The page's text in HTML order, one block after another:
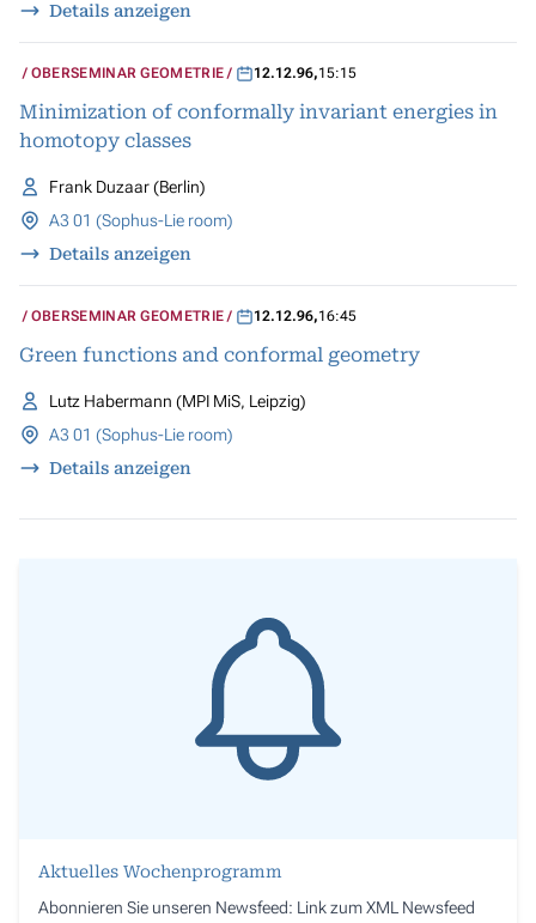
Details anzeigen
OBERSEMINAR GEOMETRIE 12.12.96,15:15
Minimization of conformally invariant energies in
homotopy classes
Frank Duzaar (Berlin)
A3 01 (Sophus-Lie room)
Details anzeigen
OBERSEMINAR GEOMETRIE 12.12.96,16:45
Green functions and conformal geometry
Lutz Habermann (MPI MiS, Leipzig)
A3 01 (Sophus-Lie room)
Details anzeigen
Aktuelles Wochenprogramm
Abonnieren Sie unseren Newsfeed: Link zum XML Newsfeed